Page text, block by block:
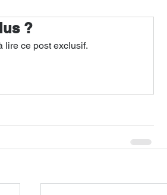
?
lire ce post exclusif.